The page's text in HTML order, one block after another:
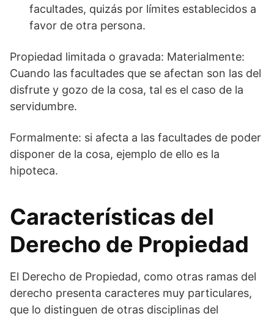
facultades, quizás por límites establecidos a
favor de otra persona.
Propiedad limitada o gravada: Materialmente:
Cuando las facultades que se afectan son las del
disfrute y gozo de la cosa, tal es el caso de la
servidumbre.
Formalmente: si afecta a las facultades de poder
disponer de la cosa, ejemplo de ello es la
hipoteca.
Características del
Derecho de Propiedad
El Derecho de Propiedad, como otras ramas del
derecho presenta caracteres muy particulares,
que lo distinguen de otras disciplinas del